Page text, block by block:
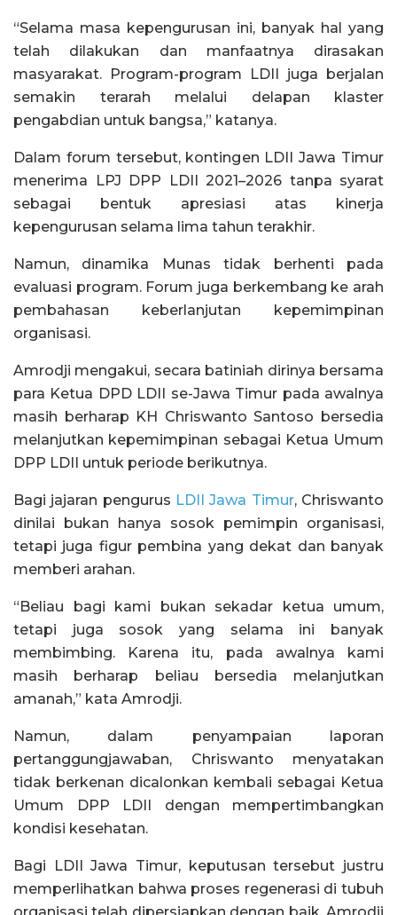
“Selama masa kepengurusan ini, banyak hal yang
telah dilakukan dan manfaatnya dirasakan
masyarakat. Program-program LDII juga berjalan
semakin terarah melalui delapan klaster
pengabdian untuk bangsa,” katanya.
Dalam forum tersebut, kontingen LDII Jawa Timur
menerima LPJ DPP LDII 2021–2026 tanpa syarat
sebagai bentuk apresiasi atas kinerja
kepengurusan selama lima tahun terakhir.
Namun, dinamika Munas tidak berhenti pada
evaluasi program. Forum juga berkembang ke arah
pembahasan keberlanjutan kepemimpinan
organisasi.
Amrodji mengakui, secara batiniah dirinya bersama
para Ketua DPD LDII se-Jawa Timur pada awalnya
masih berharap KH Chriswanto Santoso bersedia
melanjutkan kepemimpinan sebagai Ketua Umum
DPP LDII untuk periode berikutnya.
Bagi jajaran pengurus LDII Jawa Timur, Chriswanto
dinilai bukan hanya sosok pemimpin organisasi,
tetapi juga figur pembina yang dekat dan banyak
memberi arahan.
“Beliau bagi kami bukan sekadar ketua umum,
tetapi juga sosok yang selama ini banyak
membimbing. Karena itu, pada awalnya kami
masih berharap beliau bersedia melanjutkan
amanah,” kata Amrodji.
Namun, dalam penyampaian laporan
pertanggungjawaban, Chriswanto menyatakan
tidak berkenan dicalonkan kembali sebagai Ketua
Umum DPP LDII dengan mempertimbangkan
kondisi kesehatan.
Bagi LDII Jawa Timur, keputusan tersebut justru
memperlihatkan bahwa proses regenerasi di tubuh